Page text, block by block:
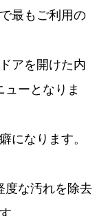
最もご利用の
アを開けた内
ーとなりま
になります。
度な汚れを除去
。